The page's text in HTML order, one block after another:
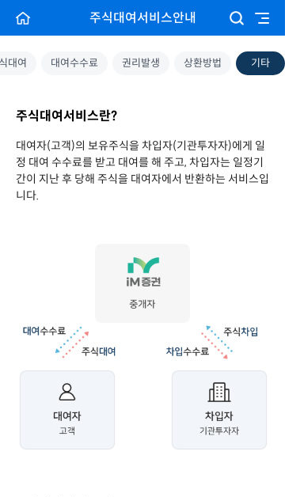
주식대여서비스안내
대여 대여수수료 권리발생 상환방법 기타
주식대여서비스란?
대여자(고객)의 보유주식을 차입자(기관투자자)에게 일
정 대여 수수료를 받고 대여를 해 주고, 차입자는 일정기
간이 지난 후 당해 주식을 대여자에서 반환하는 서비스입
니다.